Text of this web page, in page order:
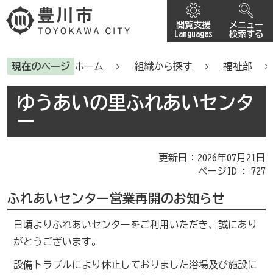
閲覧支援
Languages
メニュー
検索する
現在のページ ホーム 組織から探す 福祉部
ゆうあいの里ふれあいセンタ
ー
更新日：2026年07月21日
ページID :727
ふれあいセンター営業再開のお知らせ
日頃よりふれあいセンターをご利用いただき、誠にあり
がとうございます。
設備トラブルにより休止しておりました浴場及び施設に